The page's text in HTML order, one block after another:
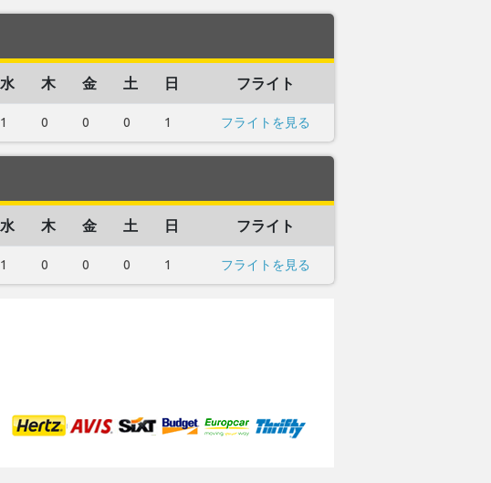
水 木 金 土 日 フライト
1 0 0 0 1 フライトを見る
水 木 金 土 日 フライト
1 0 0 0 1 フライトを見る